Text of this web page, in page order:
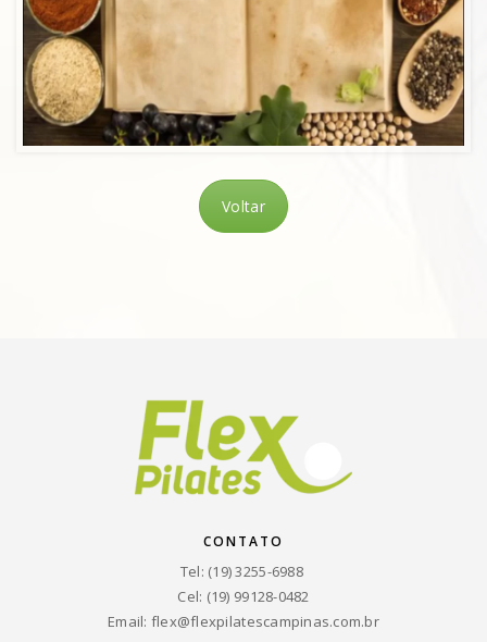
Voltar
CONTATO
Tel: (19) 3255-6988
Cel: (19) 99128-0482
Email: flex@flexpilatescampinas.com.br